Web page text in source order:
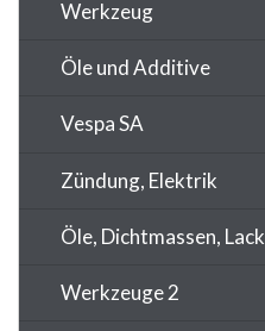
Werkzeug
Öle und Additive
Vespa SA
Zündung, Elektrik
Öle, Dichtmassen, Lack
Werkzeuge 2